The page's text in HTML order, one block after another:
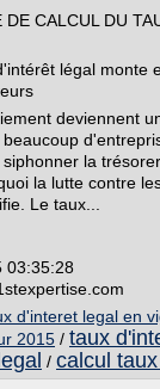
DE CALCUL DU
légal monte
deviennent
la
la lutte contre
Le taux...
03:35:28
d'interet legal en
2015 / taux
/ calcul